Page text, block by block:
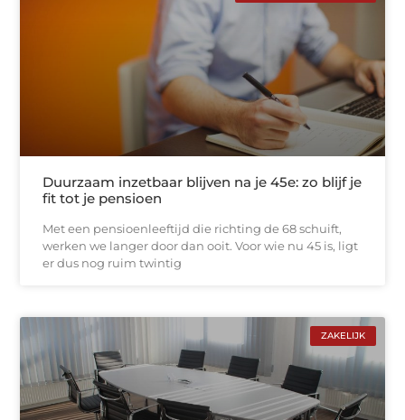
Duurzaam inzetbaar blijven na je 45e: zo blijf je
fit tot je pensioen
Met een pensioenleeftijd die richting de 68 schuift,
werken we langer door dan ooit. Voor wie nu 45 is, ligt
er dus nog ruim twintig
ZAKELIJK